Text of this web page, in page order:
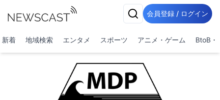
会員登録 / ログイン
新着 地域検索 エンタメ スポーツ アニメ・ゲーム BtoB・